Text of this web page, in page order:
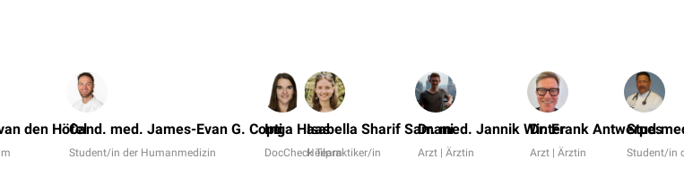
den HöfelCand. med. James-Evan G. Copti
Student/in der Humanmedizin
Inga Haas
DocCheck Team
Isabella Sharif Samani
Heilpraktiker/in
Dr. med. Jannik Winter
Arzt | Ärztin
Dr. Frank Antwerpes
Arzt | Ärztin Student/in